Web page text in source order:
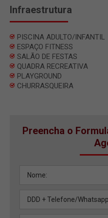
Infraestrutura
PISCINA ADULTO/INFANTIL
ESPAÇO FITNESS
SALÃO DE FESTAS
QUADRA RECREATIVA
PLAYGROUND
CHURRASQUEIRA
Preencha o